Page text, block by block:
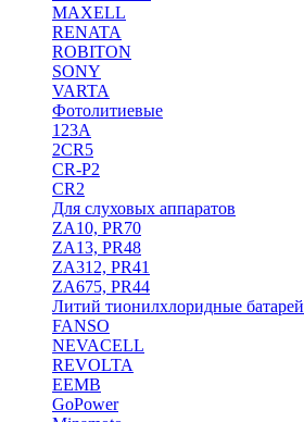
MAXELL
RENATA
ROBITON
SONY
VARTA
Фотолитиевые
123A
2CR5
CR-P2
CR2
Для слуховых аппаратов
ZA10, PR70
ZA13, PR48
ZA312, PR41
ZA675, PR44
Литий тионилхлоридные
FANSO
NEVACELL
REVOLTA
EEMB
GoPower